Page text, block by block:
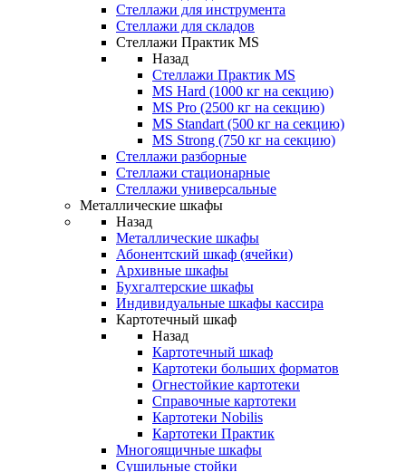
Стеллажи для инструмента
Стеллажи для складов
Стеллажи Практик MS
Назад
Стеллажи Практик MS
MS Hard (1000 кг на секцию)
MS Pro (2500 кг на секцию)
MS Standart (500 кг на секцию)
MS Strong (750 кг на секцию)
Стеллажи разборные
Стеллажи стационарные
Стеллажи универсальные
Металлические шкафы
Назад
Металлические шкафы
Абонентский шкаф (ячейки)
Архивные шкафы
Бухгалтерские шкафы
Индивидуальные шкафы кассира
Картотечный шкаф
Назад
Картотечный шкаф
Картотеки больших форматов
Огнестойкие картотеки
Справочные картотеки
Картотеки Nobilis
Картотеки Практик
Многоящичные шкафы
Сушильные стойки